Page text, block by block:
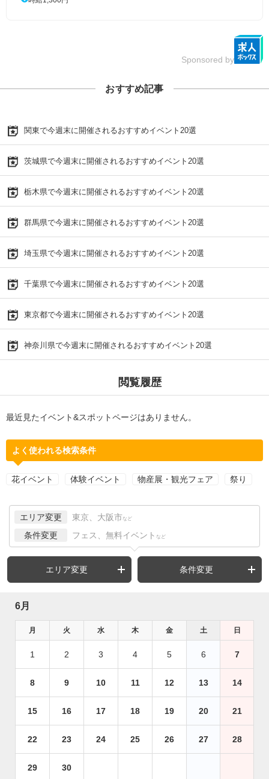
Sponsored by
おすすめ記事
関東で今週末に開催されるおすすめイベント20選
茨城県で今週末に開催されるおすすめイベント20選
栃木県で今週末に開催されるおすすめイベント20選
群馬県で今週末に開催されるおすすめイベント20選
埼玉県で今週末に開催されるおすすめイベント20選
千葉県で今週末に開催されるおすすめイベント20選
東京都で今週末に開催されるおすすめイベント20選
神奈川県で今週末に開催されるおすすめイベント20選
閲覧履歴
最近見たイベント&スポットページはありません。
よく使われる検索条件
花イベント 体験イベント 物産展・観光フェア 祭り
エリア変更 東京、大阪市 など
条件変更 フェス、無料イベント など
エリア変更 条件変更
6月
月 火 水 木 金 土 日
1 2 3 4 5 6 7
8 9 10 11 12 13 14
15 16 17 18 19 20 21
22 23 24 25 26 27 28
29 30